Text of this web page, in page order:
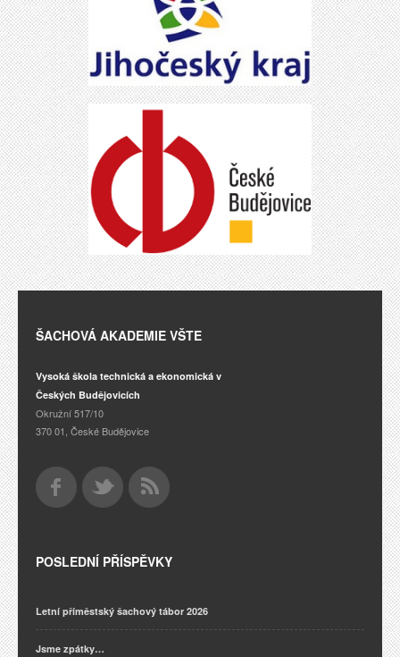
ŠACHOVÁ AKADEMIE VŠTE
Vysoká škola technická a ekonomická v
Českých Budějovicích
Okružní 517/10
370 01, České Budějovice
POSLEDNÍ PŘÍSPĚVKY
Letní příměstský šachový tábor 2026
Jsme zpátky…